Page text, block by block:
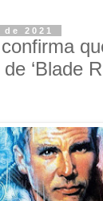
2021
‘Blade